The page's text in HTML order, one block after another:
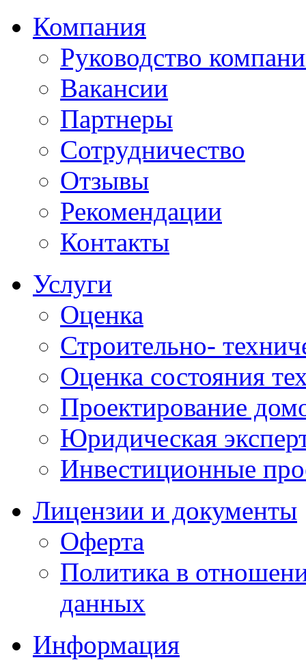
Компания
Руководство
Вакансии
Партнеры
Сотрудничество
Отзывы
Рекомендации
Контакты
Услуги
Оценка
Строительно-
Оценка состояния
Проектирование
Юридическая
Инвестиционные
Лицензии и документы
Оферта
Политика в
данных
Информация